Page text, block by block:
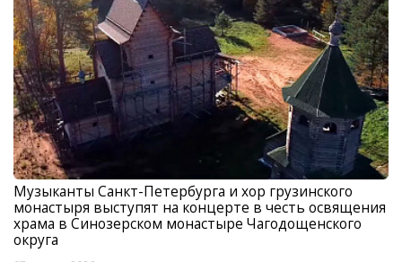
Музыканты Санкт-Петербурга и хор грузинского
монастыря выступят на концерте в честь освящения
храма в Синозерском монастыре Чагодощенского
округа